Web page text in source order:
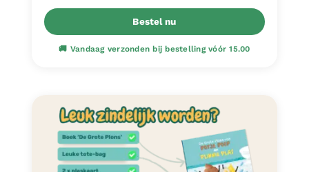
prijs
was:
€ 37,95.
prijs
is:
€ 32,95.
Bestel nu